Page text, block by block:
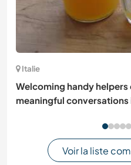
Italie
Welcoming handy
meaningful conversations
Voir la liste